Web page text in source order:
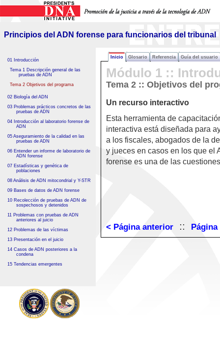
para funcionarios del tribunal
Principios del ADN forense para funcionarios del tribunal
Inicio Glosario Referencia Guía del usuario
01 Introducción
Tema 1 Descripción general de las
pruebas de ADN
Tema 2 Objetivos del programa
02 Biología del ADN
03 Problemas prácticos concretos de las
pruebas de ADN
04 Introducción al laboratorio forense de
ADN
05 Aseguramiento de la calidad en las
pruebas de ADN
06 Entender un informe de laboratorio de
ADN forense
07 Estadísticas y genética de
poblaciones
08 Análisis de ADN mitocondrial y Y-STR
09 Bases de datos de ADN forense
10 Recolección de pruebas de ADN de
sospechosos y detenidos
11 Problemas con pruebas de ADN
anteriores al juicio
12 Problemas de las víctimas
13 Presentación en el juicio
14 Casos de ADN posteriores a la
condena
15 Tendencias emergentes
Módulo 1 ::
Tema 2 :: Objetivos del
Un recurso interactivo
Esta herramienta de
interactiva está diseñada para
a los fiscales, abogados de la
y jueces en casos en los que el
forense es una de las
< Página anterior ::